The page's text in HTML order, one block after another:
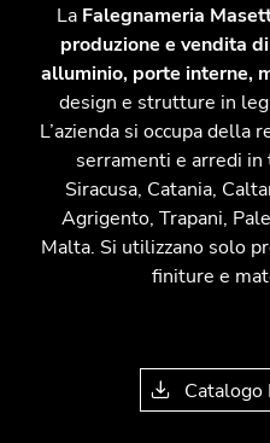
La Falegnameria
produzione e vendita
alluminio, porte interne,
design e strutture in
L’azienda si occupa della
serramenti e arredi in
Siracusa, Catania,
Agrigento, Trapani,
Malta. Si utilizzano solo
finiture e